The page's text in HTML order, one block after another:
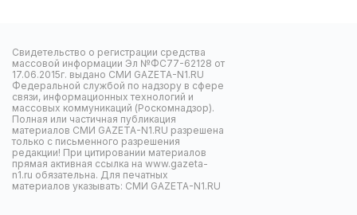
Свидетельство о регистрации средства
массовой информации Эл №ФС77-62128 от
17.06.2015г. выдано СМИ GAZETA-N1.RU
Федеральной службой по надзору в сфере
связи, информационных технологий и
массовых коммуникаций (Роскомнадзор).
Полная или частичная публикация
материалов СМИ GAZETA-N1.RU разрешена
только с письменного разрешения
редакции! При цитировании материалов
прямая активная ссылка на www.gazeta-
n1.ru обязательна. Для печатных
материалов указывать: СМИ GAZETA-N1.RU